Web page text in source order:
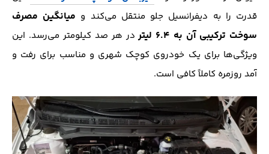
قدرت را به دیفرانسیل جلو منتقل می‌کند و میانگین مصرف
سوخت ترکیبی آن به ۶.۴ لیتر
در هر صد کیلومتر می‌رسد. این
ویژگی‌ها برای یک خودروی کوچک شهری و مناسب برای رفت و
آمد روزمره کاملاً کافی است.